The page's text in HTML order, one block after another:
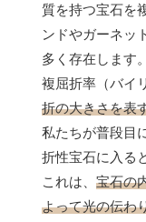
質を持つ宝石を
ンドやガーネッ
多く存在します。
複屈折率（バイ
折の大きさを表
私たちが普段目
折性宝石に入る
これは、 宝石の
よって光の伝わ